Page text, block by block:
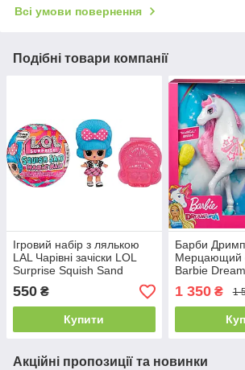
Всі умови повернення
Подібні товари компанії
Ігровий набір з лялькою
LAL Чарівні зачіски LOL
Surprise Squish Sand
550 ₴
Купити
Барби
Мерцающий
Barbie
GFH60
1 350₴ 1
Акційні пропозиції та новинки